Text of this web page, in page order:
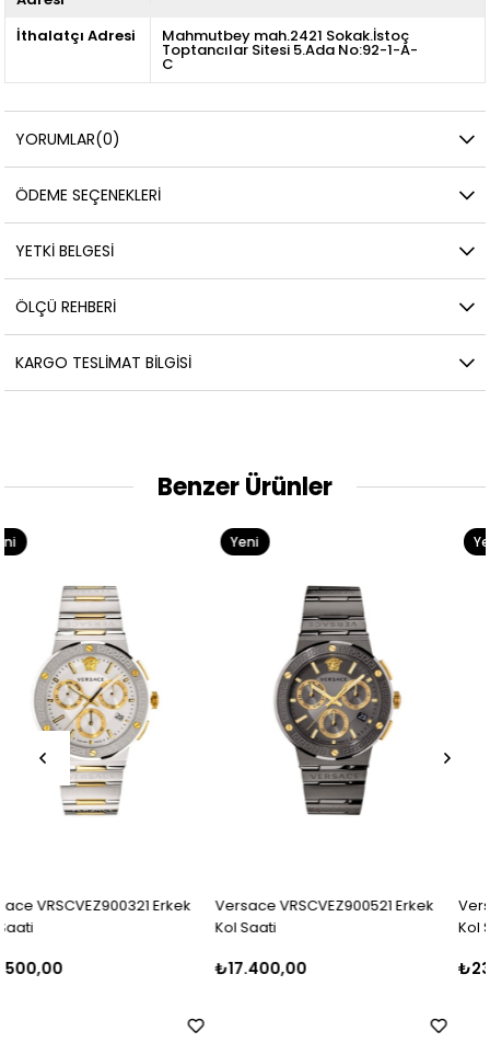
İthalatçı Adresi
Mahmutbey mah.2421 Sokak.İstoç
Toptancılar Sitesi 5.Ada No:92-1-A-
C
YORUMLAR(0)
ÖDEME SEÇENEKLERI
YETKİ BELGESİ
ÖLÇÜ REHBERI
KARGO TESLIMAT BILGISI
Benzer Ürünler
Versace VRSCVEZ900521 Erkek
Kol Saati
₺17.400,00
Versace VRSCVDB040014
Kol Saati
₺23.999,00